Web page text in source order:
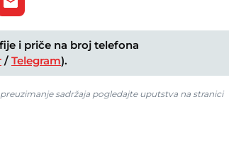
i priče na broj telefona
/ Telegram).
sadržaja pogledajte uputstva na stranici